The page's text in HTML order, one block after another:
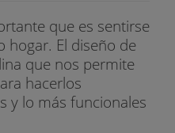
una formación integral
tu entrada en el
a coste Cero los
que es sentirse
hogar. El diseño de
que nos permite
hacerlos
y lo más funcionales